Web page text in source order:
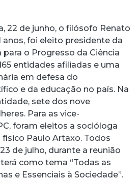
22 de junho, o filósofo Renato
anos, foi eleito presidente da
para o Progresso da Ciência
entidades afiliadas e uma
em defesa do
e da educação no país. Na
sete dos nove
Para as vice-
foram eleitos a socióloga
físico Paulo Artaxo. Todos
de julho, durante a reunião
como tema “Todas as
e Essenciais à Sociedade”.